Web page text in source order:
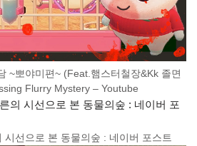
~뽀야미편~ (Feat.햄스터철장&Kk 졸면
Flurry Mystery – Youtube
시선으로 본 동물의숲 : 네이버 포스트